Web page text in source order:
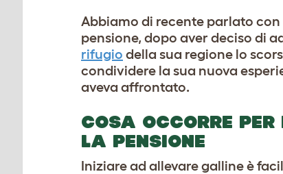
Abbiamo di recente parlato
pensione, dopo aver deciso di
rifugio della sua regione lo
condividere la sua nuova
aveva affrontato.
COSA OCCORRE
LA PENSIONE
Iniziare ad allevare galline è